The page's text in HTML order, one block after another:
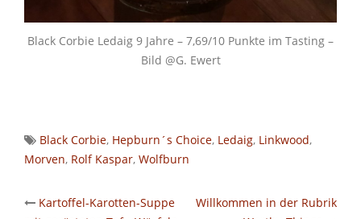
Black Corbie Ledaig 9 Jahre – 7,69/10 Punkte im Tasting –
Bild @G. Ewert
Black Corbie, Hepburn´s Choice, Ledaig, Linkwood,
Morven, Rolf Kaspar, Wolfburn
Kartoffel-Karotten-Suppe
Willkommen in der Rubrik